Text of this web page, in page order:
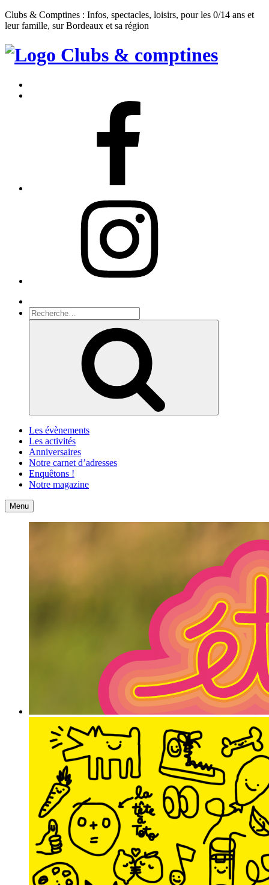
Clubs & Comptines : Infos, spectacles, loisirs, pour les 0/14 ans et
leur famille, sur Bordeaux et sa région
Clubs
Comptines
Recherche
pour
Les évènements
Les activités
Anniversaires
Notre carnet d’adresses
Enquêtons !
Notre magazine
Accueil
Menu Contact